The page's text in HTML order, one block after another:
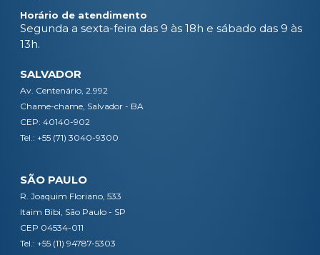
Horário de atendimento
Segunda a sexta-feira das 9 às 18h e sábado das 9 às
13h.
SALVADOR
Av. Centenário, 2.992
Chame-chame, Salvador - BA
CEP: 40140-902
Tel.: +55 (71) 3040-9300
SÃO PAULO
R. Joaquim Floriano, 533
Itaim Bibi, São Paulo - SP
CEP 04534-011
Tel.: +55 (11) 94787-5303